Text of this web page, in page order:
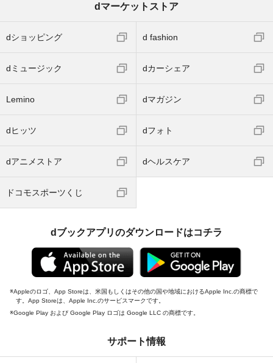
dマーケットストア
dショッピング d fashion
dミュージック dカーシェア
Lemino dマガジン
dヒッツ dフォト
dアニメストア dヘルスケア
ドコモスポーツくじ
dブックアプリのダウンロードはコチラ
Appleのロゴ、App Storeは、米国もしくはその他の国や地域におけるApple Inc.の商標で
す。App Storeは、Apple Inc.のサービスマークです。
Google Play および Google Play ロゴは Google LLC の商標です。
サポート情報